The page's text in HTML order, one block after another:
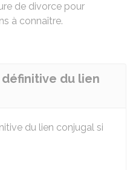
de divorce pour
à connaître.
du lien
du lien conjugal si